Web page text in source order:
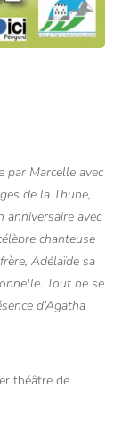
par Marcelle avec
de la Thune,
anniversaire avec
chanteuse
Adélaïde sa
Tout ne se
d’Agatha
théâtre de